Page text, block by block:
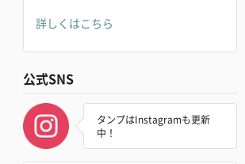
詳しくはこちら
公式SNS
タンプはInstagramも更新
中！